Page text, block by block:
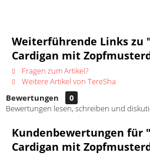
Weiterführende Links zu
Cardigan mit
Fragen zum Artikel?
Weitere Artikel von TereSha
Bewertungen
0
Bewertungen lesen, schreiben und
Kundenbewertungen für
Cardigan mit